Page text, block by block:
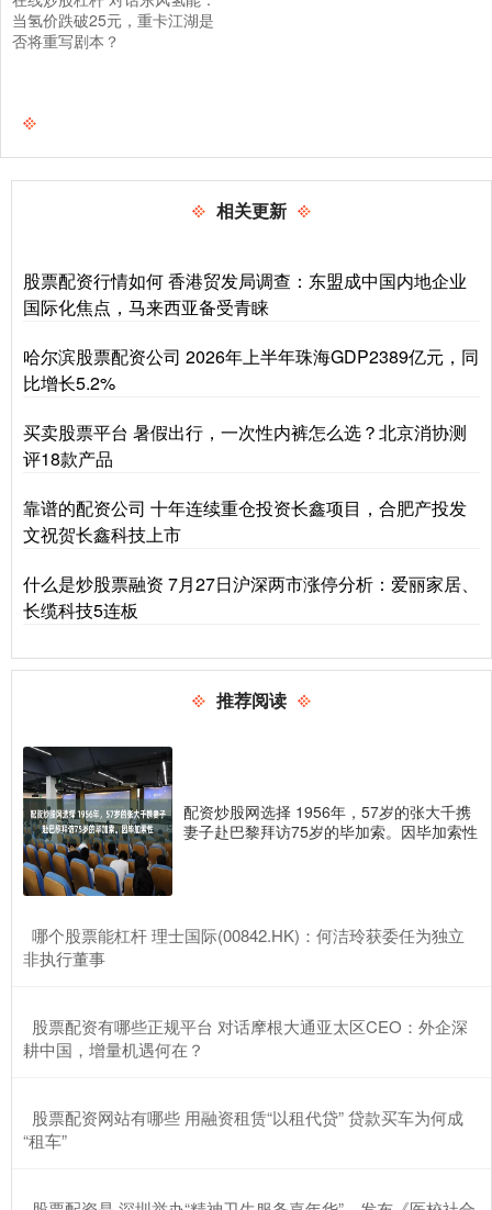
当氢价跌破25元，重卡江湖是
否将重写剧本？
相关更新
股票配资行情如何 香港贸发局调查：东盟成中国内地企业
国际化焦点，马来西亚备受青睐
哈尔滨股票配资公司 2026年上半年珠海GDP2389亿元，同
比增长5.2%
买卖股票平台 暑假出行，一次性内裤怎么选？北京消协测
评18款产品
靠谱的配资公司 十年连续重仓投资长鑫项目，合肥产投发
文祝贺长鑫科技上市
什么是炒股票融资 7月27日沪深两市涨停分析：爱丽家居、
长缆科技5连板
推荐阅读
配资炒股网选择 1956年，57岁的张大千携
妻子赴巴黎拜访75岁的毕加索。因毕加索性
​哪个股票能杠杆 理士国际(00842.HK)：何洁玲获委任为独立
非执行董事
​股票配资有哪些正规平台 对话摩根大通亚太区CEO：外企深
耕中国，增量机遇何在？
​股票配资网站有哪些 用融资租赁“以租代贷” 贷款买车为何成
“租车”